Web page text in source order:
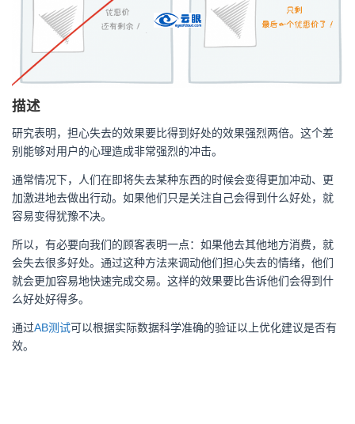
描述
研究表明，担心失去的效果要比得到好处的效果强烈两倍。这个差
别能够对用户的心理造成非常强烈的冲击。
通常情况下，人们在即将失去某种东西的时候会变得更加冲动、更
加激进地去做出行动。如果他们只是关注自己会得到什么好处，就
容易变得犹豫不决。
所以，有必要向我们的顾客表明一点：如果他去其他地方消费，就
会失去很多好处。通过这种方法来调动他们担心失去的情绪，他们
就会更加容易地快速完成交易。这样的效果要比告诉他们会得到什
么好处好得多。
通过AB测试可以根据实际数据科学准确的验证以上优化建议是否有
效。